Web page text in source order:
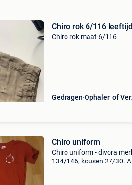
Chiro rok 6/116
Chiro rok maat 6/116
Gedragen Ophalen of
Chiro uniform
Chiro uniform - divora
134/146, kousen 27/30.